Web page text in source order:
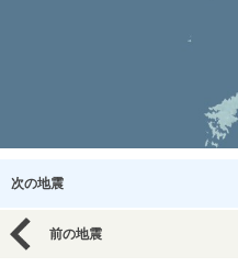
次の地震
前の地震